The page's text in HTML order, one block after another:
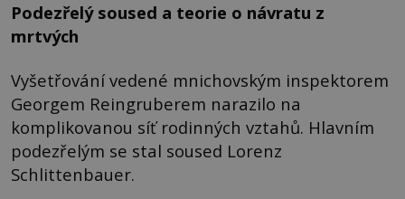
Podezřelý soused a teorie o návratu z
mrtvých
Vyšetřování vedené mnichovským inspektorem
Georgem Reingruberem narazilo na
komplikovanou síť rodinných vztahů. Hlavním
podezřelým se stal soused Lorenz
Schlittenbauer.